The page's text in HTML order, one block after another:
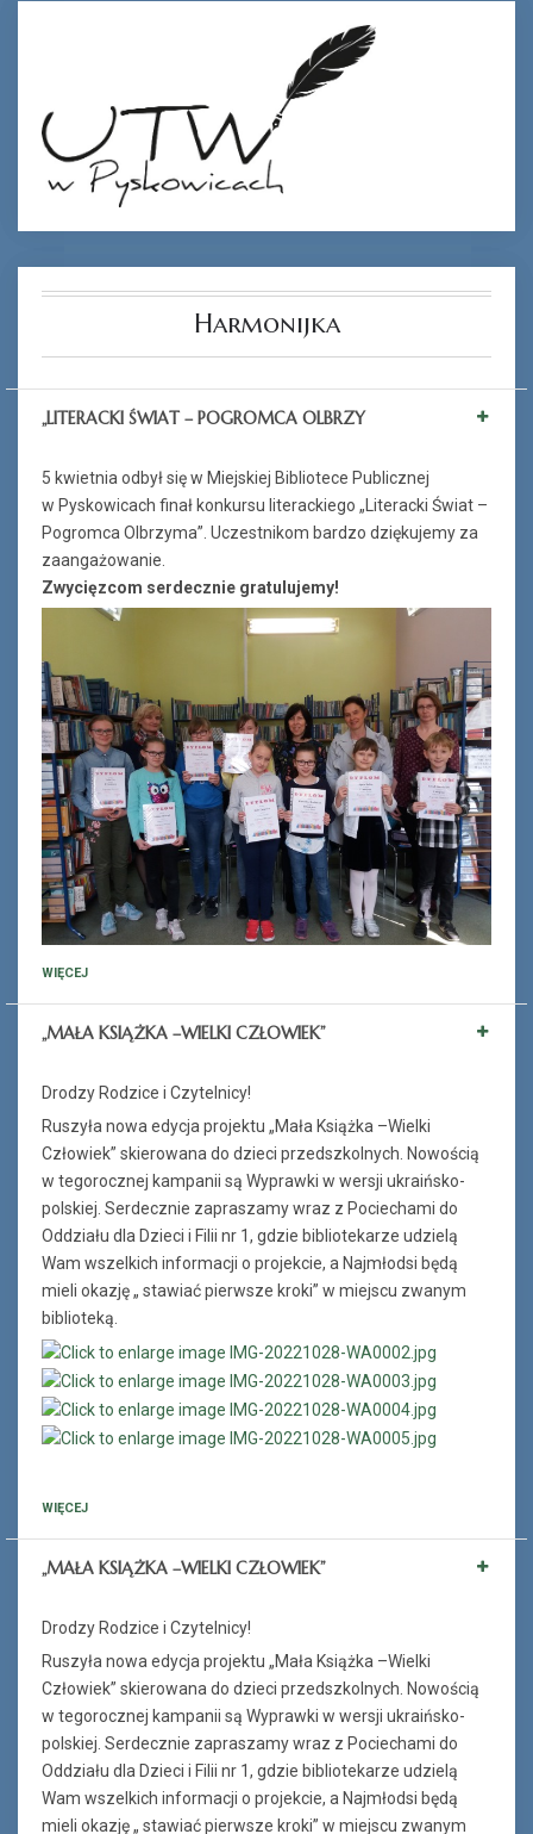
Harmonijka
„LITERACKI ŚWIAT – POGROMCA OLBRZY
5 kwietnia odbył się w Miejskiej Bibliotece Publicznej
w Pyskowicach finał konkursu literackiego „Literacki Świat –
Pogromca Olbrzyma”. Uczestnikom bardzo dziękujemy za
zaangażowanie.
Zwycięzcom serdecznie gratulujemy!
WIĘCEJ
„MAŁA KSIĄŻKA –WIELKI CZŁOWIEK”
Drodzy Rodzice i Czytelnicy!
Ruszyła nowa edycja projektu „Mała Książka –Wielki
Człowiek” skierowana do dzieci przedszkolnych. Nowością
w tegorocznej kampanii są Wyprawki w wersji ukraińsko-
polskiej. Serdecznie zapraszamy wraz z Pociechami do
Oddziału dla Dzieci i Filii nr 1, gdzie bibliotekarze udzielą
Wam wszelkich informacji o projekcie, a Najmłodsi będą
mieli okazję „ stawiać pierwsze kroki” w miejscu zwanym
biblioteką.
WIĘCEJ
„MAŁA KSIĄŻKA –WIELKI CZŁOWIEK”
Drodzy Rodzice i Czytelnicy!
Ruszyła nowa edycja projektu „Mała Książka –Wielki
Człowiek” skierowana do dzieci przedszkolnych. Nowością
w tegorocznej kampanii są Wyprawki w wersji ukraińsko-
polskiej. Serdecznie zapraszamy wraz z Pociechami do
Oddziału dla Dzieci i Filii nr 1, gdzie bibliotekarze udzielą
Wam wszelkich informacji o projekcie, a Najmłodsi będą
mieli okazję „ stawiać pierwsze kroki” w miejscu zwanym